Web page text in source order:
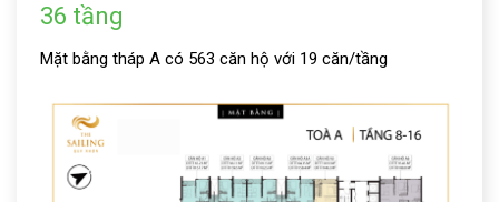
36 tầng
Mặt bằng tháp A có 563 căn hộ với 19 căn/tầng